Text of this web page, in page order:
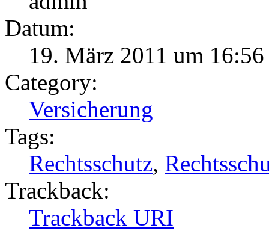
Datum:
19. März 2011 um 16:56
Category:
Versicherung
Tags:
Rechtsschutz,
Trackback:
Trackback URI